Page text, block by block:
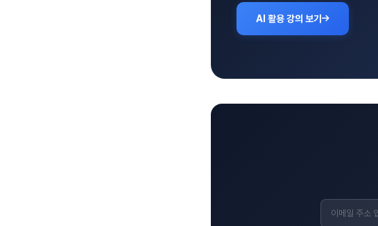
AI 활용 강의 보기